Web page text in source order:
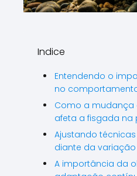
Indice
Entendendo o
no
Como a mudança
afeta a fisgada na
Ajustando
diante da
A importância da